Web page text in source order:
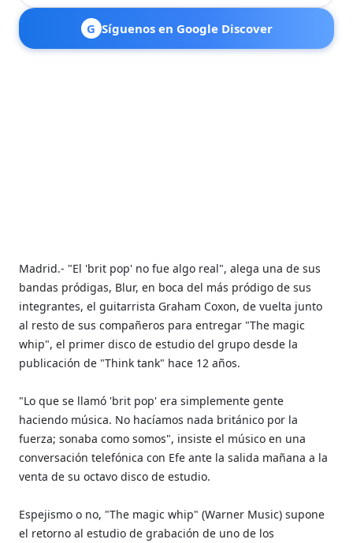
G Síguenos en Google Discover
Madrid.- "El 'brit pop' no fue algo real", alega una de sus
bandas pródigas, Blur, en boca del más pródigo de sus
integrantes, el guitarrista Graham Coxon, de vuelta junto
al resto de sus compañeros para entregar "The magic
whip", el primer disco de estudio del grupo desde la
publicación de "Think tank" hace 12 años.
"Lo que se llamó 'brit pop' era simplemente gente
haciendo música. No hacíamos nada británico por la
fuerza; sonaba como somos", insiste el músico en una
conversación telefónica con Efe ante la salida mañana a la
venta de su octavo disco de estudio.
Espejismo o no, "The magic whip" (Warner Music) supone
el retorno al estudio de grabación de uno de los